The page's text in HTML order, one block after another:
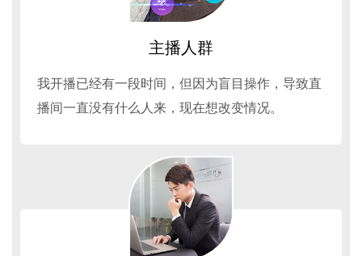
主播人群
我开播已经有一段时间，但因为盲目操作，导致直
播间一直没有什么人来，现在想改变情况。